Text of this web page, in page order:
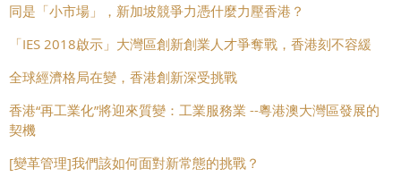
同是「小市場」，新加坡競爭力憑什麼力壓香港？
「IES 2018啟示」大灣區創新創業人才爭奪戰，香港刻不容緩
全球經濟格局在變，香港創新深受挑戰
香港“再工業化”將迎來質變：工業服務業 --粵港澳大灣區發展的
契機
[變革管理]我們該如何面對新常態的挑戰？